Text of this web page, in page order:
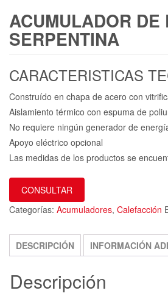
ACUMULADOR DE
SERPENTINA
CARACTERISTICAS
Construído en chapa de acero con
Aislamiento térmico con espuma de
No requiere ningún generador de
Apoyo eléctrico opcional
Las medidas de los productos se
CONSULTAR
Categorías: Acumuladores, Calefacción
DESCRIPCIÓN INFORMACIÓN
Descripción